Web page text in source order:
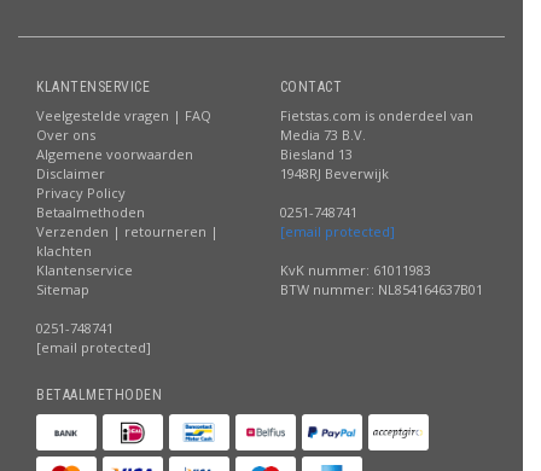
KLANTENSERVICE
Veelgestelde vragen | FAQ
Over ons
Algemene voorwaarden
Disclaimer
Privacy Policy
Betaalmethoden
Verzenden | retourneren |
klachten
Klantenservice
Sitemap
0251-748741
[email protected]
CONTACT
Fietstas.com is onderdeel van
Media 73 B.V.
Biesland 13
1948RJ Beverwijk
0251-748741
[email protected]
KvK nummer: 61011983
BTW nummer: NL854164637B01
BETAALMETHODEN